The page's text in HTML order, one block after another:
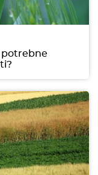
potrebne